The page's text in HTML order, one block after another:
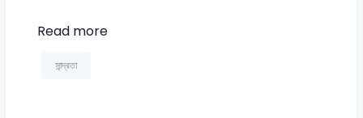
Read more
সান্দ্রতা